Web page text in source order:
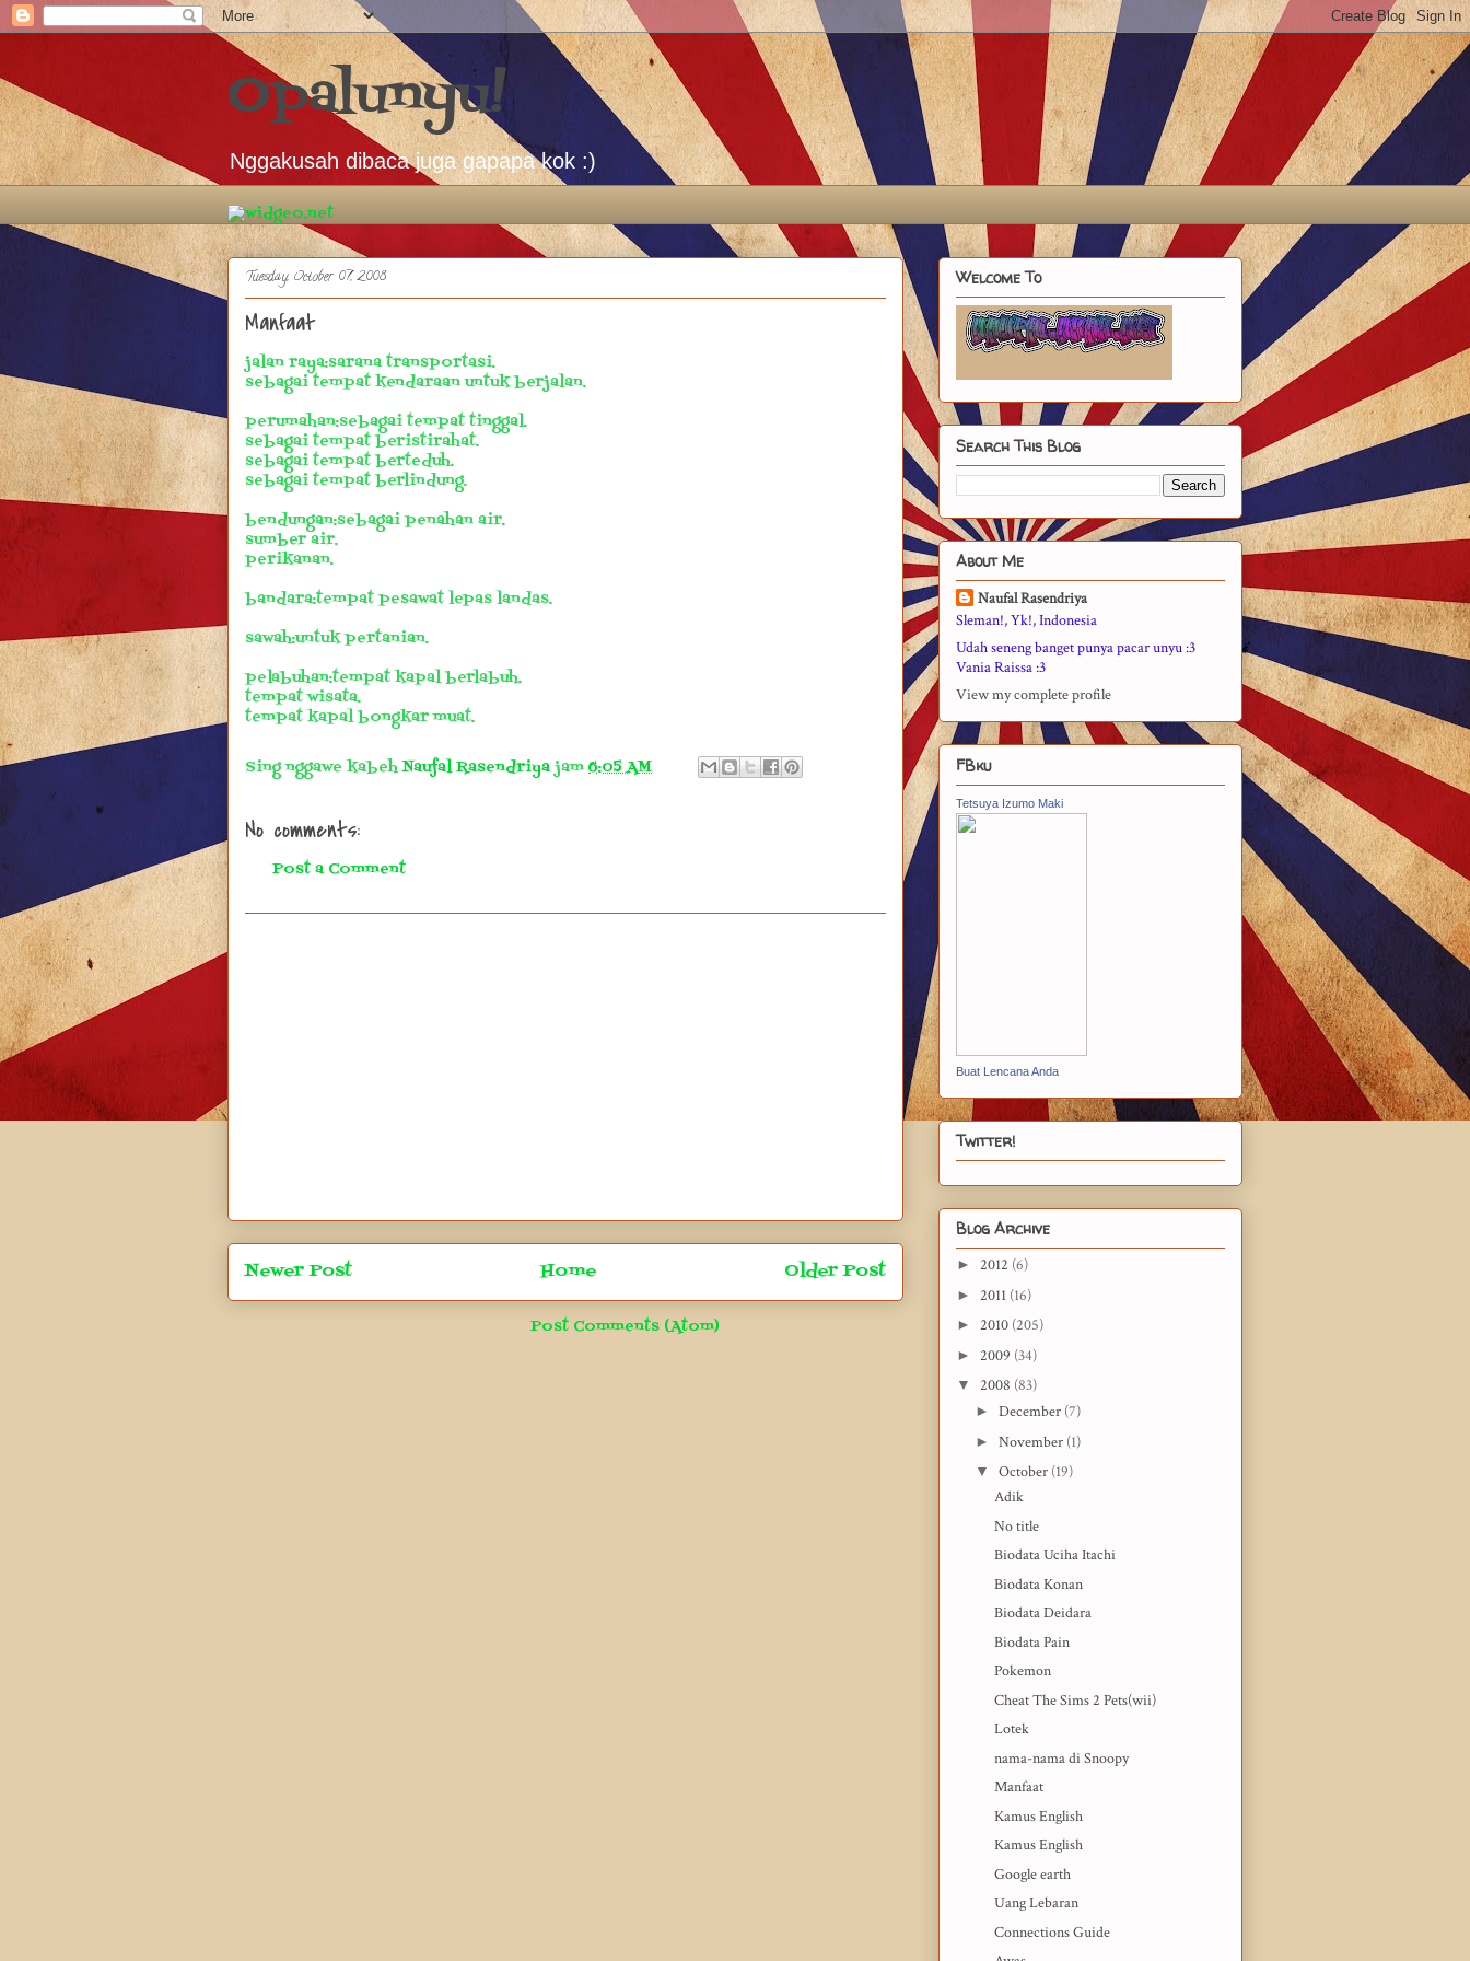
Opalunyu!
Nggakusah dibaca juga gapapa kok :)
Tuesday, October 07, 2008
Manfaat
jalan raya:sarana transportasi.
sebagai tempat kendaraan untuk berjalan.
perumahan:sebagai tempat tinggal.
sebagai tempat beristirahat.
sebagai tempat berteduh.
sebagai tempat berlindung.
bendungan:sebagai penahan air.
sumber air.
perikanan.
bandara:tempat pesawat lepas landas.
sawah:untuk pertanian.
pelabuhan:tempat kapal berlabuh.
tempat wisata.
tempat kapal bongkar muat.
Sing nggawe kabehNaufal Rasendriya jam6:05 AM
No comments:
Post a Comment
Newer Post Older Post
Home
Subscribe to:Post Comments (Atom)
Welcome To
Search This Blog
About Me
Naufal Rasendriya
Sleman!, Yk!, Indonesia
Udah seneng banget punya pacar unyu :3
Vania Raissa :3
View my complete profile
FBku
Tetsuya Izumo Maki
Buat Lencana Anda
Twitter!
Blog Archive
► 2012 (6)
► 2011 (16)
► 2010 (205)
► 2009 (34)
▼ 2008 (83)
► December (7)
► November (1)
▼ October (19)
Adik
No title
Biodata Uciha Itachi
Biodata Konan
Biodata Deidara
Biodata Pain
Pokemon
Cheat The Sims 2 Pets(wii)
Lotek
nama-nama di Snoopy
Manfaat
Kamus English
Kamus English
Google earth
Uang Lebaran
Connections Guide